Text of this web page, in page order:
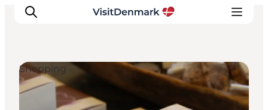
Inspiration
Shopping